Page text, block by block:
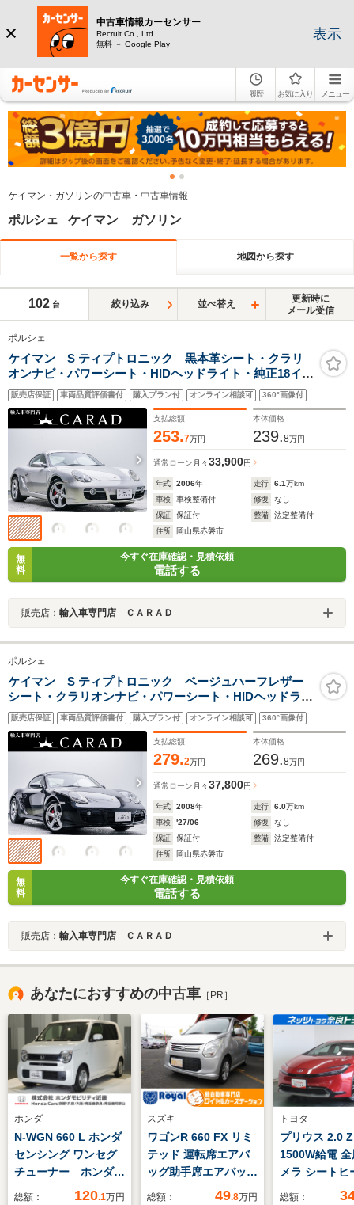
中古車情報カーセンサー
Recruit Co., Ltd.
無料 － Google Play
表示
履歴 お気に入り メニュー
ケイマン・ガソリンの中古車・中古車情報
ポルシェ ケイマン ガソリン
一覧から探す 地図から探す
102 台 絞り込み 並べ替え
更新時に
メール受信
ポルシェ
ケイマン S ティプトロニック 黒本革シート・クラリ
オンナビ・パワーシート・HIDヘッドライト・純正18イン
チアルミホイール・可変リアウイング・フロントフォグ
ライト・リアフォグライト・オートエアコン・ETC・
CD/DVD・キーレス
販売店保証 車両品質評価書付 購入プラン付 オンライン相談可 360°画像付
支払総額
253.7万円
本体価格
239.8万円
通常ローン 月々33,900円
年式 2006年 走行 6.1万km
車検
車検整備付 修復
なし
保証
保証付 整備
法定整備付
住所
岡山県赤磐市
無
料
今すぐ在庫確認・見積依頼
電話する
販売店： 輸入車専門店 ＣＡＲＡＤ
ポルシェ
ケイマン S ティプトロニック ベージュハーフレザー
シート・クラリオンナビ・パワーシート・HIDヘッドライ
ト・純正18インチアルミホイール・可変リアウイング・
フロントフォグライト・オートエアコン・ETC・
CD/DVD・キーレス・禁煙車
販売店保証 車両品質評価書付 購入プラン付 オンライン相談可 360°画像付
支払総額
279.2万円
本体価格
269.8万円
通常ローン 月々37,800円
年式 2008年 走行 6.0万km
車検
'27/06 修復
なし
保証
保証付 整備
法定整備付
住所
岡山県赤磐市
無
料
今すぐ在庫確認・見積依頼
電話する
販売店： 輸入車専門店 ＣＡＲＡＤ
あなたにおすすめの中古車 ［PR］
ホンダ
N-WGN 660 L ホンダ
センシング ワンセグ
チューナー ホンダセ
ンシング クルーズコ
総額： 120.1万円
スズキ
ワゴンR 660 FX リミ
テッド 運転席エアバ
ッグ助手席エアバッグ
ABS(アンチロックブ
総額： 49.8万円
トヨタ
プリウス 2.0 Z
1500W給電
メラ シートヒ
総額：